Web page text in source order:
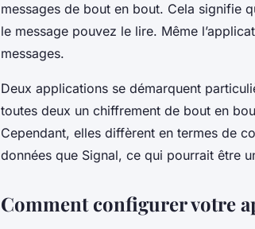
messages de bout en bout. Cela signifie
le message pouvez le lire. Même
messages.
Deux applications se démarquent
toutes deux un chiffrement de bout en
Cependant, elles diffèrent en termes de
données que Signal, ce qui pourrait être
Comment configurer votre